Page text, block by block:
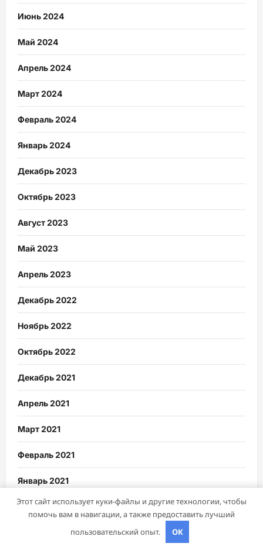
Июнь 2024
Май 2024
Апрель 2024
Март 2024
Февраль 2024
Январь 2024
Декабрь 2023
Октябрь 2023
Август 2023
Май 2023
Апрель 2023
Декабрь 2022
Ноябрь 2022
Октябрь 2022
Декабрь 2021
Апрель 2021
Март 2021
Февраль 2021
Январь 2021
Декабрь 2020
Ноябрь 2020
Этот сайт использует куки-файлы и другие технологии, чтобы
помочь вам в навигации, а также предоставить лучший
пользовательский опыт.
OK